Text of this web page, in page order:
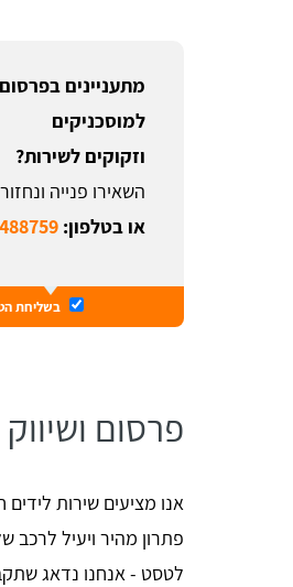
מתעניינים
למוסכניקים
וזקוקים לשירות?
השאירו פנייה
או בטלפון:
בשליחת
פרסום
אנו מציעים שירות
פתרון מהיר ויעיל לרכב
לטסט - אנחנו נדאג